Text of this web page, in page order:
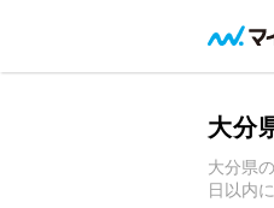
大分
大分県
日以内